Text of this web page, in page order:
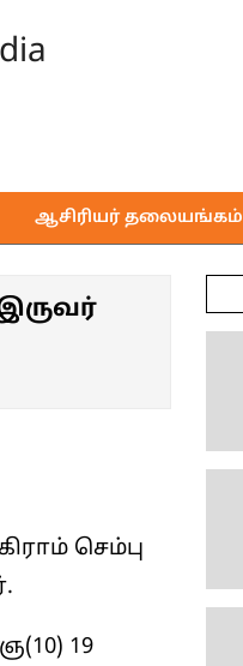
ஆசிரியர் தலையங்கம்
செம்பு
19